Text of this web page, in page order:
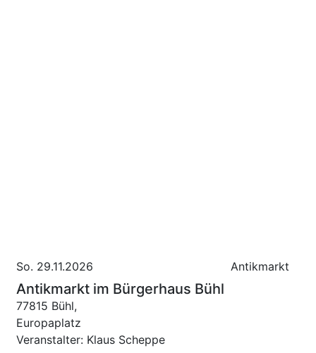
So. 29.11.2026 Antikmarkt
Antikmarkt im Bürgerhaus Bühl
77815 Bühl,
Europaplatz
Veranstalter: Klaus Scheppe